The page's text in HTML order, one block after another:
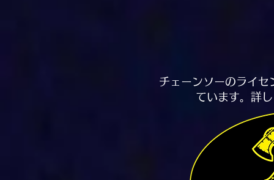
チェーンソーのライセ
ています。詳